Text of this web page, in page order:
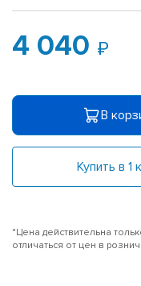
4 040
В
Купить в 1
*Цена действительна
отличаться от цен в